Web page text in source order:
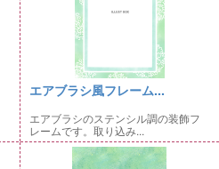
エアブラシ風フレーム...
エアブラシのステンシル調の装飾フ
レームです。取り込み...